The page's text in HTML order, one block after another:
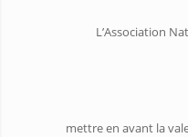
L’Association
mettre en avant la